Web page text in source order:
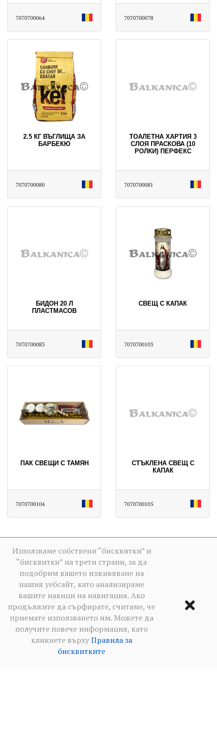
7070700064 7070700078
2.5 КГ ВЪГЛИЩА ЗА
БАРБЕКЮ
7070700080
ТОАЛЕТНА ХАРТИЯ 3
СЛОЯ ПРАСКОВА (10
РОЛКИ) ПЕРФЕКС
7070700081
БИДОН 20 Л
ПЛАСТМАСОВ
7070700083
СВЕЩ С КАПАК
7070700103
ПАК СВЕЩИ С ТАМЯН
7070700104
СТЪКЛЕНА СВЕЩ С
КАПАК
7070700105
Използваме собствени “бисквитки” и
“бисквитки” на трети страни, за да
подобрим вашето изживяване на
нашия уебсайт, като анализираме
вашите навици на навигация. Ако
продължите да сърфирате, считаме, че
приемате използването им. Можете да
получите повече информация, като
кликнете върхуПравила за
бисквитките